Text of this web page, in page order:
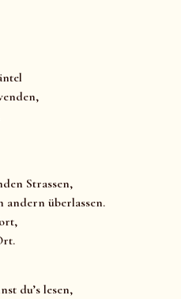
Strassen,
andern überlassen.
du’s lesen,